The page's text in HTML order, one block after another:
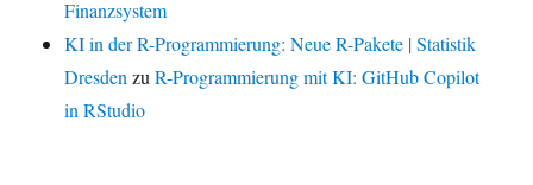
Finanzsystem
KI in der R-Programmierung: Neue R-Pakete | Statistik
DresdenzuR-Programmierung mit KI: GitHub Copilot
in RStudio